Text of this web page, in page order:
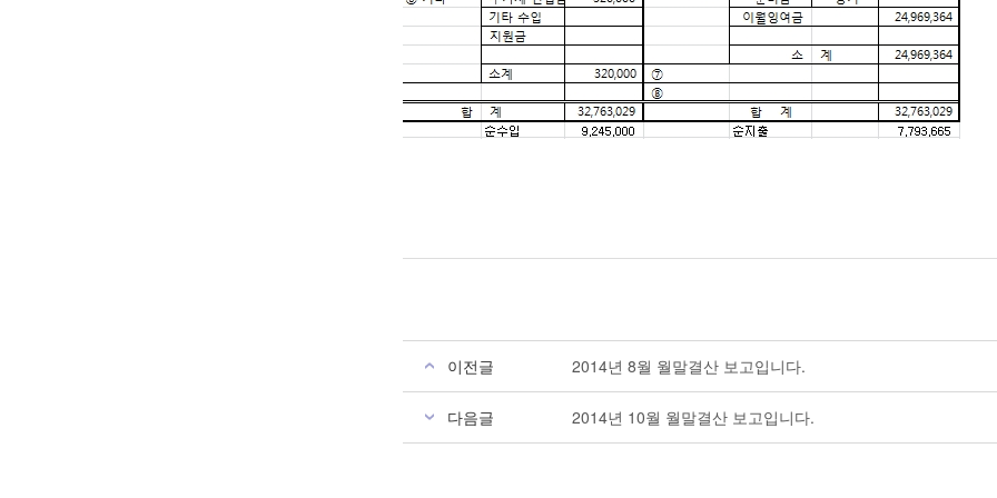
이전글 2014년 8월 월말결산 보고입니다.
다음글 2014년 10월 월말결산 보고입니다.